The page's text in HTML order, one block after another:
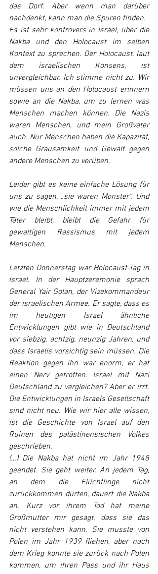
das Dorf. Aber wenn man darüber
nachdenkt, kann man die Spuren finden.
Es ist sehr kontrovers in Israel, über die
Nakba und den Holocaust im selben
Kontext zu sprechen. Der Holocaust, laut
dem israelischen Konsens, ist
unvergleichbar. Ich stimme nicht zu. Wir
müssen uns an den Holocaust erinnern
sowie an die Nakba, um zu lernen was
Menschen machen können. Die Nazis
waren Menschen, und mein Großvater
auch. Nur Menschen haben die Kapazität,
solche Grausamkeit und Gewalt gegen
andere Menschen zu verüben.
Leider gibt es keine einfache Lösung für
uns zu sagen, „sie waren Monster“. Und
wie die Menschlichkeit immer mit jedem
Täter bleibt, bleibt die Gefahr für
gewaltigen Rassismus mit jedem
Menschen.
Letzten Donnerstag war Holocaust-Tag in
Israel. In der Hauptzeremonie sprach
General Yair Golan, der Vizekommandeur
der israelischen Armee. Er sagte, dass es
im heutigen Israel ähnliche
Entwicklungen gibt wie in Deutschland
vor siebzig, achtzig, neunzig Jahren, und
dass Israelis vorsichtig sein müssen. Die
Reaktion gegen ihn war enorm, er hat
einen Nerv getroffen. Israel mit Nazi
Deutschland zu vergleichen? Aber er irrt.
Die Entwicklungen in Israels Gesellschaft
sind nicht neu. Wie wir hier alle wissen,
ist die Geschichte von Israel auf den
Ruinen des palästinensischen Volkes
geschrieben.
(…) Die Nakba hat nicht im Jahr 1948
geendet. Sie geht weiter. An jedem Tag,
an dem die Flüchtlinge nicht
zurückkommen dürfen, dauert die Nakba
an. Kurz vor ihrem Tod hat meine
Großmutter mir gesagt, dass sie das
nicht verstehen kann. Sie musste von
Polen im Jahr 1939 fliehen, aber nach
dem Krieg konnte sie zurück nach Polen
kommen, um ihren Pass und ihr Haus